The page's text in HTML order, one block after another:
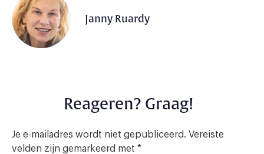
Janny Ruardy
Reageren? Graag!
Je e-mailadres wordt niet gepubliceerd. Vereiste
velden zijn gemarkeerd met *